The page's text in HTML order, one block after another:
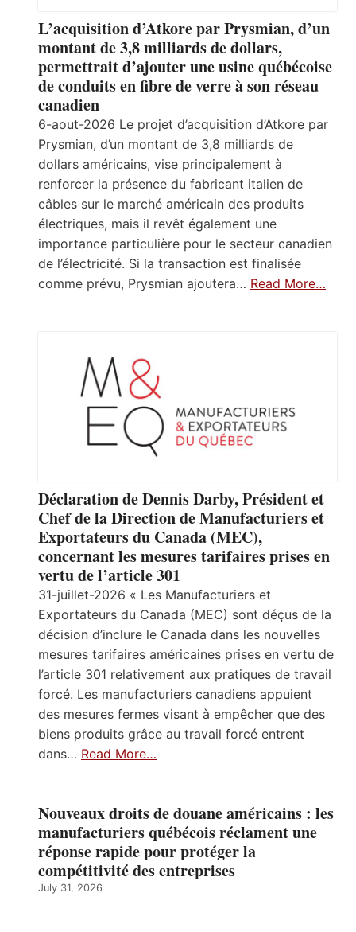
L’acquisition d’Atkore par Prysmian, d’un
montant de 3,8 milliards de dollars,
permettrait d’ajouter une usine québécoise
de conduits en fibre de verre à son réseau
canadien
6-aout-2026 Le projet d’acquisition d’Atkore par
Prysmian, d’un montant de 3,8 milliards de
dollars américains, vise principalement à
renforcer la présence du fabricant italien de
câbles sur le marché américain des produits
électriques, mais il revêt également une
importance particulière pour le secteur canadien
de l’électricité. Si la transaction est finalisée
comme prévu, Prysmian ajoutera… Read More…
Déclaration de Dennis Darby, Président et
Chef de la Direction de Manufacturiers et
Exportateurs du Canada (MEC),
concernant les mesures tarifaires prises en
vertu de l’article 301
31-juillet-2026 « Les Manufacturiers et
Exportateurs du Canada (MEC) sont déçus de la
décision d’inclure le Canada dans les nouvelles
mesures tarifaires américaines prises en vertu de
l’article 301 relativement aux pratiques de travail
forcé. Les manufacturiers canadiens appuient
des mesures fermes visant à empêcher que des
biens produits grâce au travail forcé entrent
dans… Read More…
Nouveaux droits de douane américains : les
manufacturiers québécois réclament une
réponse rapide pour protéger la
compétitivité des entreprises
July 31, 2026